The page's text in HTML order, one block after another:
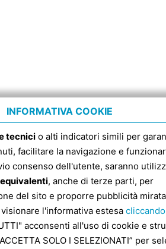
INFORMATIVA COOKIE
tecnici o alti indicatori simili per
facilitare la navigazione e
consenso dell'utente, saranno
, anche di terze parti, per
del sito e proporre pubblicità
l'informativa estesa
acconsenti all'uso di cookie e
SOLO I SELEZIONATI” per